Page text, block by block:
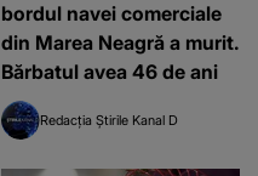
bordul navei comerciale
din Marea Neagră a murit.
Bărbatul avea 46 de ani
Redacția Știrile Kanal D